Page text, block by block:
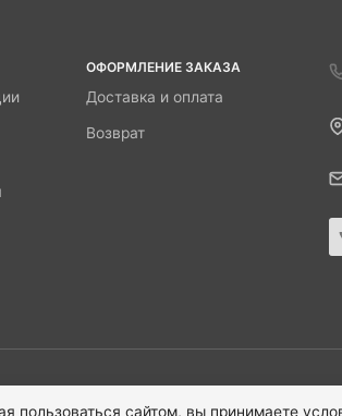
ОФОРМЛЕНИЕ ЗАКАЗА
Доставка и оплата
Возврат
пользоваться сайтом, вы принимаете